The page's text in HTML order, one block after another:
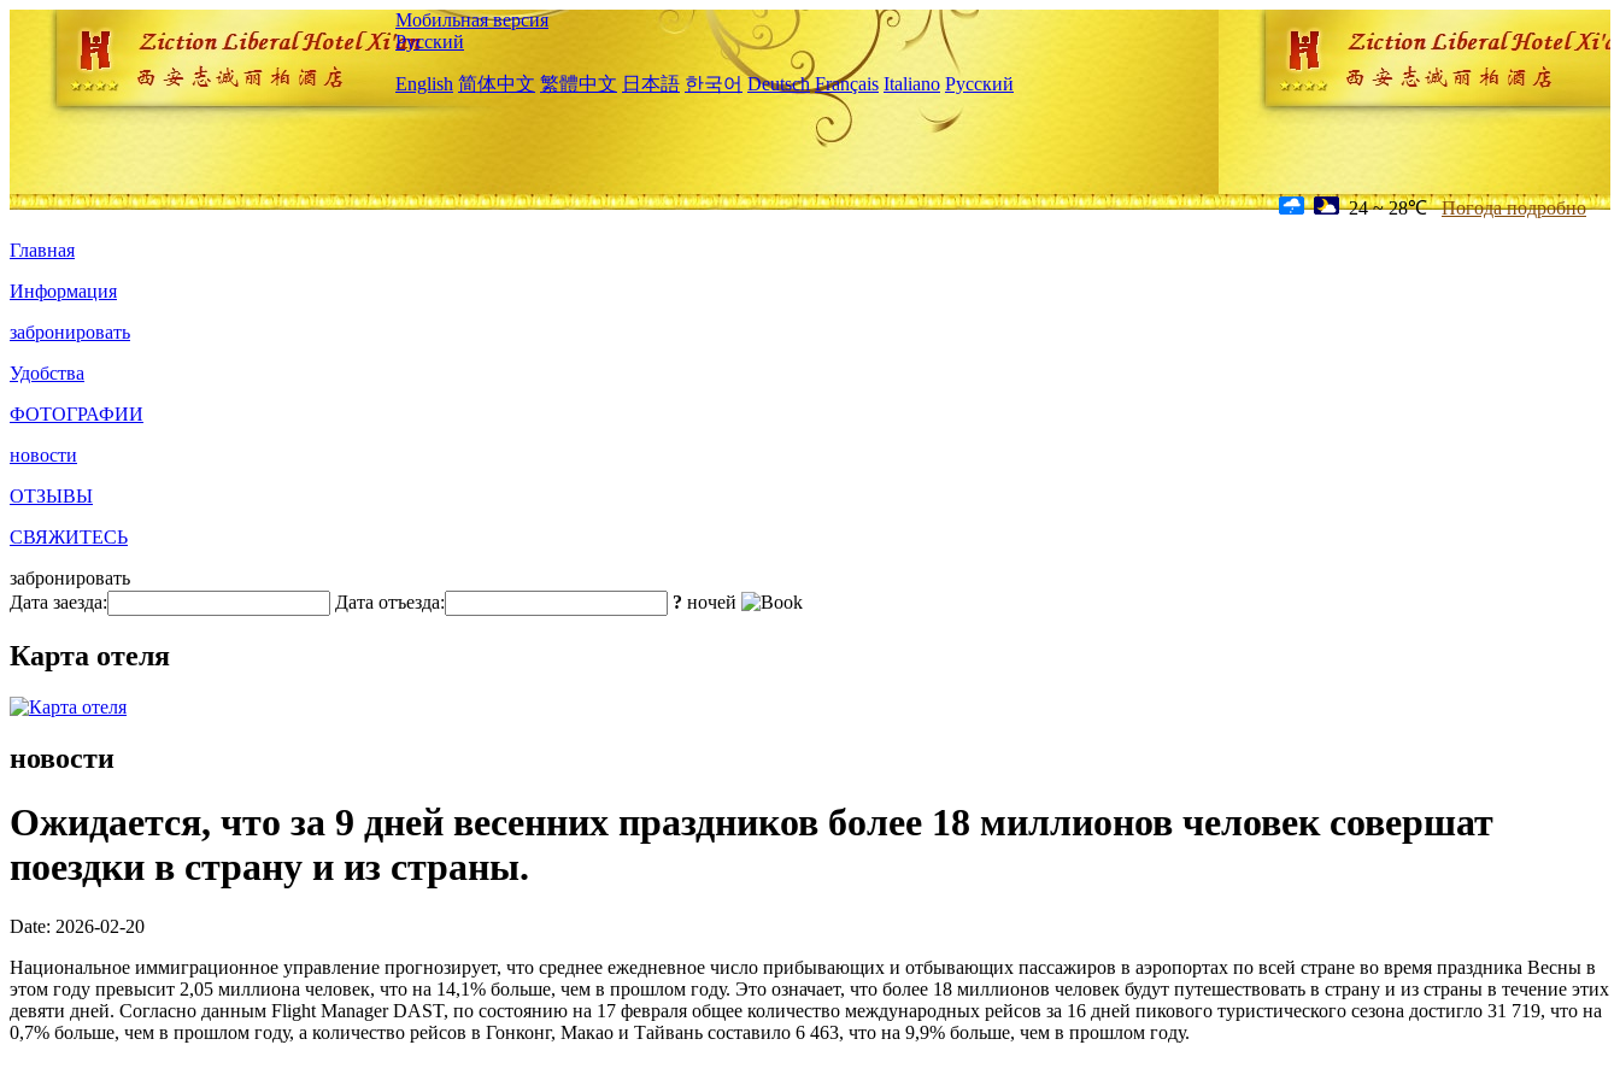
Мобильная версия
Русский
English 简体中文 繁體中文 日本語 한국어 Deutsch Français Italiano Русский
24 ~ 28℃ Погода подробно
Главная
Информация
забронировать
Удобства
ФОТОГРАФИИ
новости
ОТЗЫВЫ
СВЯЖИТЕСЬ
забронировать
Дата заезда:
Дата отъезда: ? ночей
Карта отеля
новости
Ожидается, что за 9 дней весенних праздников более 18 миллионов человек совершат
поездки в страну и из страны.
Date: 2026-02-20
Национальное иммиграционное управление прогнозирует, что среднее ежедневное число прибывающих и отбывающих пассажиров в аэропортах по всей стране во время праздника Весны в
этом году превысит 2,05 миллиона человек, что на 14,1% больше, чем в прошлом году. Это означает, что более 18 миллионов человек будут путешествовать в страну и из страны в течение этих
девяти дней. Согласно данным Flight Manager DAST, по состоянию на 17 февраля общее количество международных рейсов за 16 дней пикового туристического сезона достигло 31 719, что на
0,7% больше, чем в прошлом году, а количество рейсов в Гонконг, Макао и Тайвань составило 6 463, что на 9,9% больше, чем в прошлом году.